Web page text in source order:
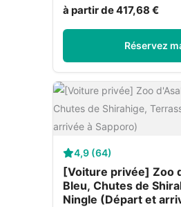
à partir de 417,68 €
Réservez
4,9 (64)
[Voiture privée] Zoo
Bleu, Chutes de
Ningle (Départ et